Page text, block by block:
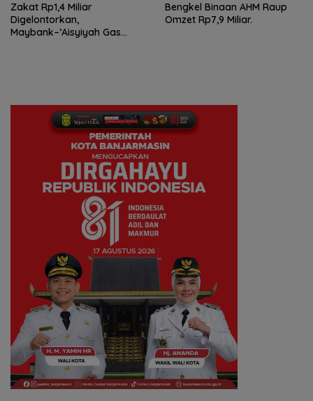
Zakat Rp1,4 Miliar
Digelontorkan,
Maybank–’Aisyiyah Gas
Bengkel Binaan AHM Raup
Omzet Rp7,9 Miliar.